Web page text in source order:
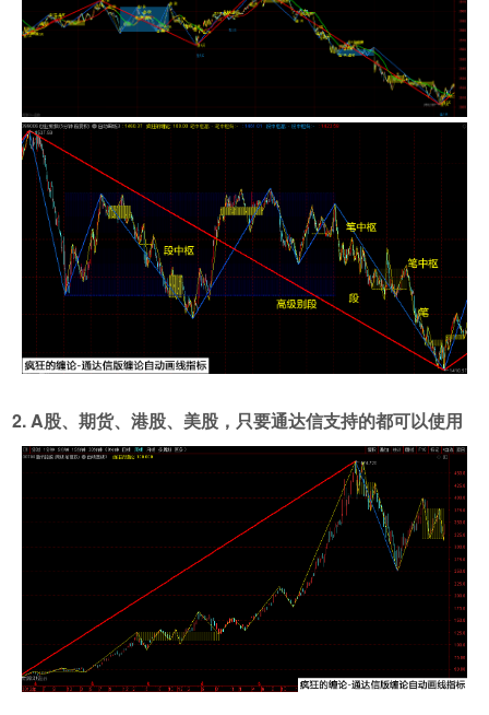
2. A股、期货、港股、美股，只要通达信支持的都可以使用